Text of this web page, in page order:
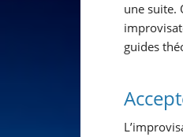
une suite.
guides